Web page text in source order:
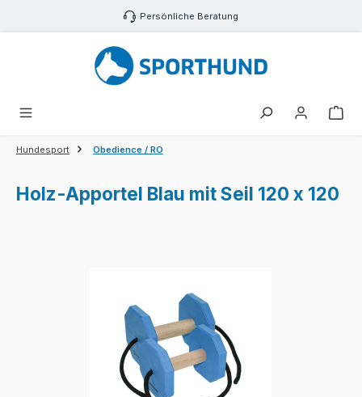
Zum Hauptinhalt springen Persönliche Beratung
Hundesport Obedience / RO
Holz-Apportel Blau mit Seil 120 x 120